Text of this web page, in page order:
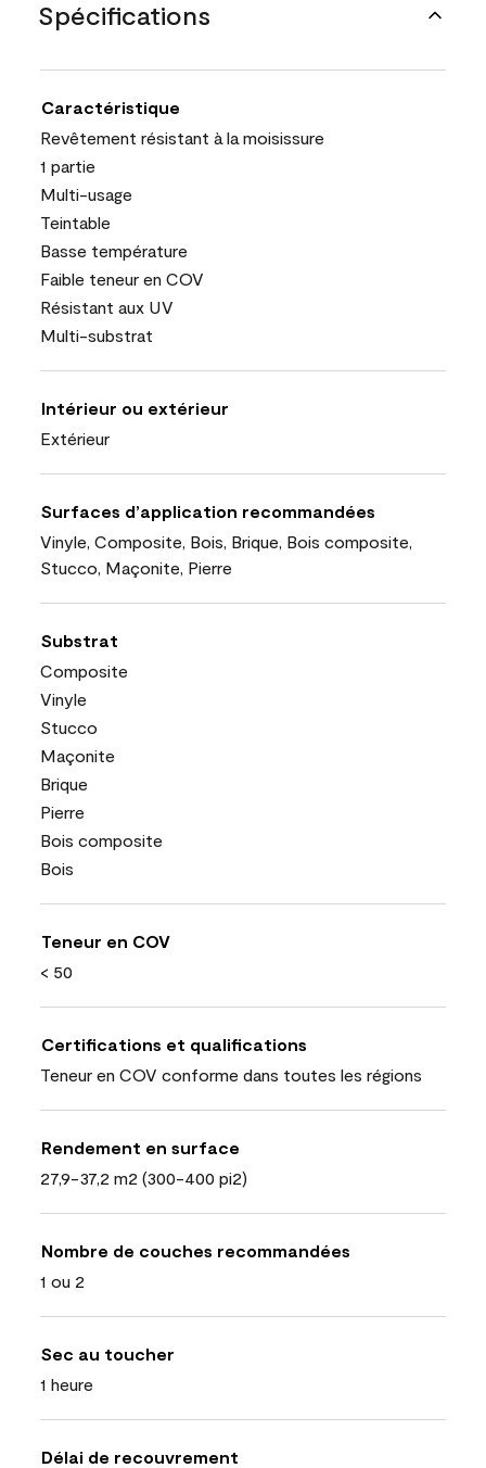
Spécifications
Caractéristique
Revêtement résistant à la moisissure
1 partie
Multi-usage
Teintable
Basse température
Faible teneur en COV
Résistant aux UV
Multi-substrat
Intérieur ou extérieur
Extérieur
Surfaces d’application recommandées
Vinyle, Composite, Bois, Brique, Bois composite,
Stucco, Maçonite, Pierre
Substrat
Composite
Vinyle
Stucco
Maçonite
Brique
Pierre
Bois composite
Bois
Teneur en COV
< 50
Certifications et qualifications
Teneur en COV conforme dans toutes les régions
Rendement en surface
27,9-37,2 m2 (300-400 pi2)
Nombre de couches recommandées
1 ou 2
Sec au toucher
1 heure
Délai de recouvrement